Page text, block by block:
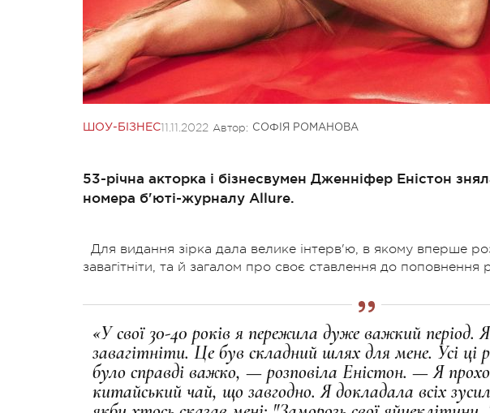
ШОУ-БІЗНЕС11.11.2022 Автор: СОФІЯ РОМАНОВА
53-річна акторка і бізнесвумен Дженніфер Еністон
номера б'юті-журналу Allure.
Для видання зірка дала велике інтерв'ю, в якому вперше
завагітніти, та й загалом про своє ставлення до поповнення
«У свої 30-40 років я пережила дуже важкий період.
завагітніти. Це був складний шлях для мене. Усі ці
було справді важко, — розповіла Еністон. — Я
китайський чай, що завгодно. Я докладала всіх